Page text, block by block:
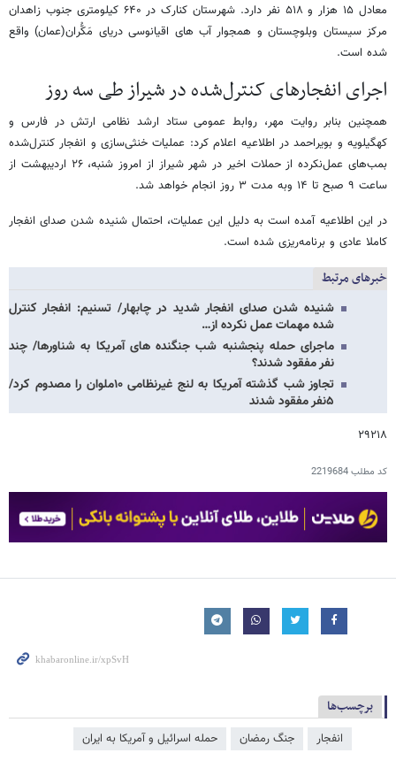
معادل ۱۵ هزار و ۵۱۸ نفر دارد. شهرستان کنارک در ۶۴۰ کیلومتری جنوب زاهدان
مرکز سیستان وبلوچستان و همجوار آب های اقیانوسی دریای مَکُّران(عمان) واقع
شده است.
اجرای انفجارهای کنترل‌شده در شیراز طی سه روز
همچنین بنابر روایت مهر، روابط عمومی ستاد ارشد نظامی ارتش در فارس و
کهگیلویه و بویراحمد در اطلاعیه اعلام کرد: عملیات خنثی‌سازی و انفجار کنترل‌شده‌
بمب‌های عمل‌نکرده از حملات اخیر در شهر شیراز از امروز شنبه، ۲۶ اردیبهشت از
ساعت ۹ صبح تا ۱۴ وبه مدت ۳ روز انجام خواهد شد.
در این اطلاعیه آمده است به دلیل این عملیات، احتمال شنیده شدن صدای انفجار
کاملا عادی و برنامه‌ریزی شده است.
خبرهای مرتبط
شنیده شدن صدای انفجار شدید در چابهار/ تسنیم: انفجار کنترل
شده مهمات عمل نکرده از…
ماجرای حمله پنجشنبه شب جنگنده های آمریکا به شناورها/ چند
نفر مفقود شدند؟
تجاوز شب گذشته آمریکا به لنج غیرنظامی ۱۰ملوان را مصدوم کرد/
۵نفر مفقود شدند
۲۹۲۱۸
کد مطلب2219684
برچسب‌ها
انفجار جنگ رمضان حمله اسرائیل و آمریکا به ایران